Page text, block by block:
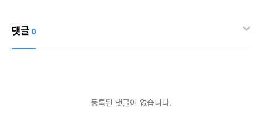
댓글 0
등록된 댓글이 없습니다.